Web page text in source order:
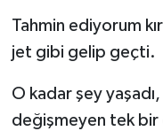
Tahmin ediyorum
jet gibi gelip geçti.
O kadar şey
değişmeyen tek bir